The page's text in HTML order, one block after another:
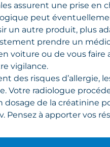
assurent une prise en
peut
un autre produit, plus
prendre un
voiture ou de vous
vigilance.
des risques d’allergie,
Votre radiologue
dosage de la créatinine
Pensez à apporter vos